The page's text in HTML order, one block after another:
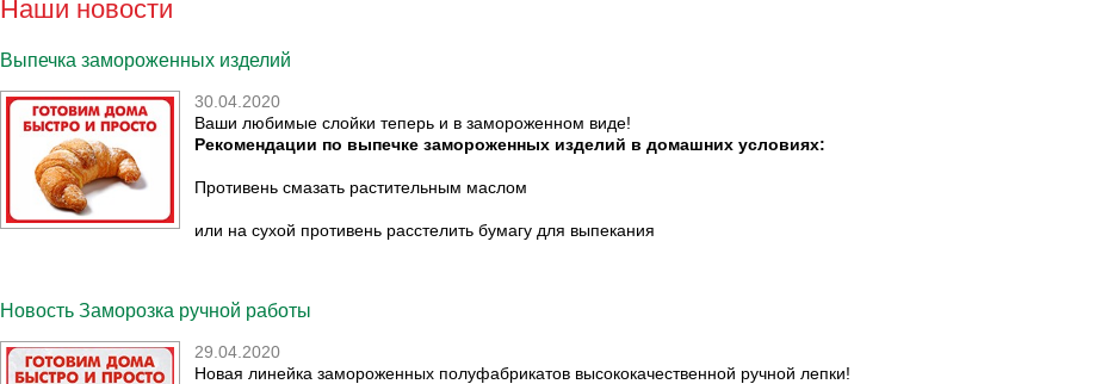
Наши новости
Выпечка замороженных изделий
30.04.2020
Ваши любимые слойки теперь и в замороженном виде!
Рекомендации по выпечке замороженных изделий в домашних условиях:
Противень смазать растительным маслом
или на сухой противень расстелить бумагу для выпекания
Новость Заморозка ручной работы
29.04.2020
Новая линейка замороженных полуфабрикатов высококачественной ручной лепки!